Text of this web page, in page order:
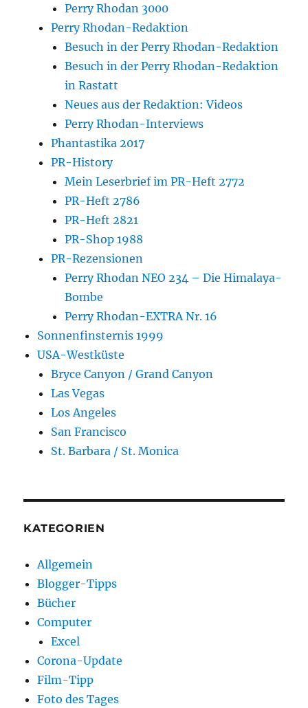
Perry Rhodan 3000
Perry Rhodan-Redaktion
Besuch in der Perry Rhodan-Redaktion
Besuch in der Perry Rhodan-Redaktion
in Rastatt
Neues aus der Redaktion: Videos
Perry Rhodan-Interviews
Phantastika 2017
PR-History
Mein Leserbrief im PR-Heft 2772
PR-Heft 2786
PR-Heft 2821
PR-Shop 1988
PR-Rezensionen
Perry Rhodan NEO 234 – Die Himalaya-
Bombe
Perry Rhodan-EXTRA Nr. 16
Sonnenfinsternis 1999
USA-Westküste
Bryce Canyon / Grand Canyon
Las Vegas
Los Angeles
San Francisco
St. Barbara / St. Monica
KATEGORIEN
Allgemein
Blogger-Tipps
Bücher
Computer
Excel
Corona-Update
Film-Tipp
Foto des Tages